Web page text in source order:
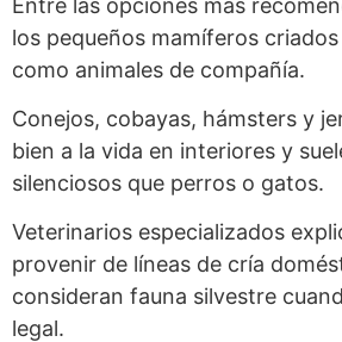
Entre las opciones más
los pequeños mamíferos
como animales de compañía.
Conejos, cobayas, hámsters y
bien a la vida en interiores y
silenciosos que perros o gatos.
Veterinarios especializados
provenir de líneas de cría
consideran fauna silvestre
legal.